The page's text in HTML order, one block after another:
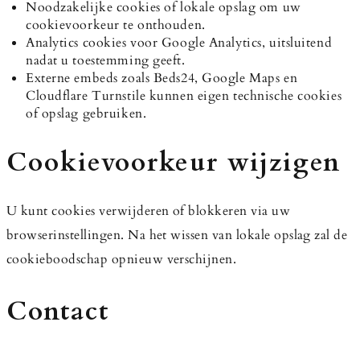
Noodzakelijke cookies of lokale opslag om uw
cookievoorkeur te onthouden.
Analytics cookies voor Google Analytics, uitsluitend
nadat u toestemming geeft.
Externe embeds zoals Beds24, Google Maps en
Cloudflare Turnstile kunnen eigen technische cookies
of opslag gebruiken.
Cookievoorkeur wijzigen
U kunt cookies verwijderen of blokkeren via uw
browserinstellingen. Na het wissen van lokale opslag zal de
cookieboodschap opnieuw verschijnen.
Contact